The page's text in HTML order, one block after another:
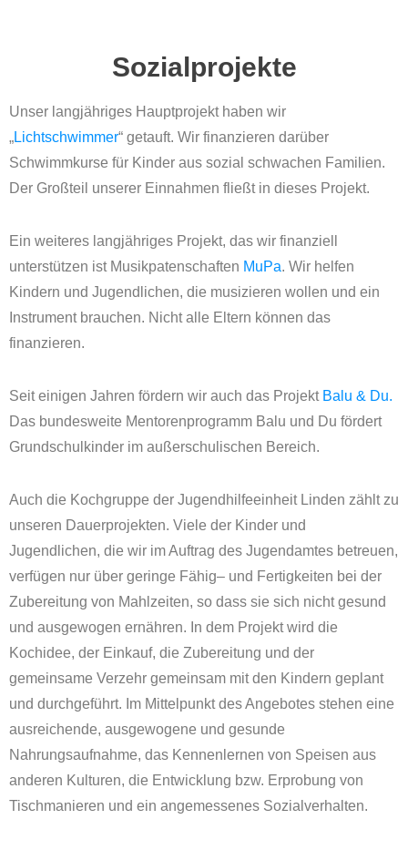
Sozialprojekte
Unser langjähriges Hauptprojekt haben wir
„Lichtschwimmer“ getauft. Wir finanzieren darüber
Schwimmkurse für Kinder aus sozial schwachen Familien.
Der Großteil unserer Einnahmen fließt in dieses Projekt.
Ein weiteres langjähriges Projekt, das wir finanziell
unterstützen ist Musikpatenschaften MuPa. Wir helfen
Kindern und Jugendlichen, die musizieren wollen und ein
Instrument brauchen. Nicht alle Eltern können das
finanzieren.
Seit einigen Jahren fördern wir auch das Projekt Balu & Du.
Das bundesweite Mentorenprogramm Balu und Du fördert
Grundschulkinder im außerschulischen Bereich.
Auch die Kochgruppe der Jugendhilfeeinheit Linden zählt zu
unseren Dauerprojekten. Viele der Kinder und
Jugendlichen, die wir im Auftrag des Jugendamtes betreuen,
verfügen nur über geringe Fähig– und Fertigkeiten bei der
Zubereitung von Mahlzeiten, so dass sie sich nicht gesund
und ausgewogen ernähren. In dem Projekt wird die
Kochidee, der Einkauf, die Zubereitung und der
gemeinsame Verzehr gemeinsam mit den Kindern geplant
und durchgeführt. Im Mittelpunkt des Angebotes stehen eine
ausreichende, ausgewogene und gesunde
Nahrungsaufnahme, das Kennenlernen von Speisen aus
anderen Kulturen, die Entwicklung bzw. Erprobung von
Tischmanieren und ein angemessenes Sozialverhalten.